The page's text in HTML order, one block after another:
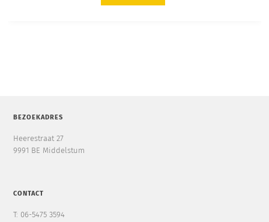
BEZOEKADRES
Heerestraat 27
9991 BE Middelstum
CONTACT
T: 06-5475 3594